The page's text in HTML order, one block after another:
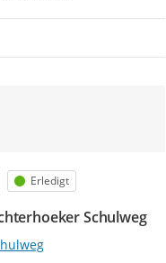
Status
Erledigt
Schulweg